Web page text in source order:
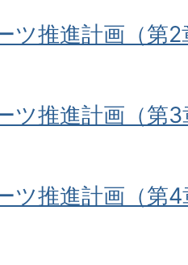
ツ推進計画（第
ツ推進計画（第
ツ推進計画（第